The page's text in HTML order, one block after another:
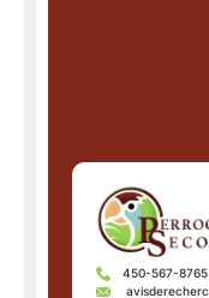
450-567-8765